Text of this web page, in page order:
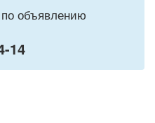
объявлению
14